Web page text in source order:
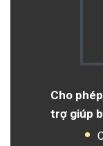
Cho
trợ giúp